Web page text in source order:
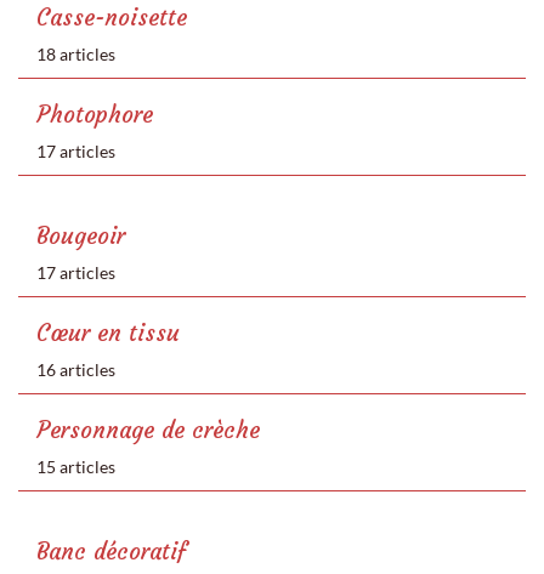
Casse-noisette
18 articles
Photophore
17 articles
Bougeoir
17 articles
Cœur en tissu
16 articles
Personnage de crèche
15 articles
Banc décoratif